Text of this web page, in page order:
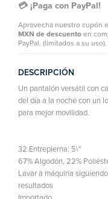
💳 ¡Paga con PayPal!
Aprovecha nuestro cupón
MXN de descuento en
PayPal. (limitados a su uso).
DESCRIPCIÓN
Un pantalón versátil con
del día a la noche con un
para mejor movilidad.
32.Entrepierna: 5\"
67% Algodón, 22%
Lavar a máquina
resultados